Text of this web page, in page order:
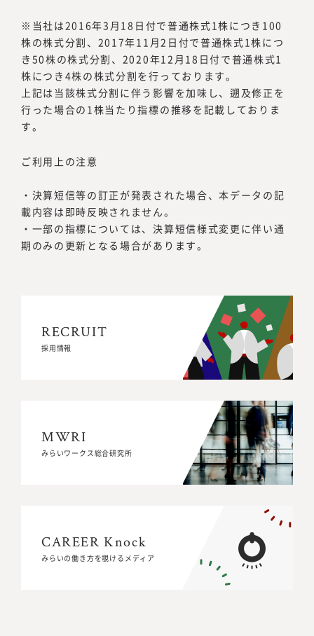
当社は2016年3月18日付で普通株式1株につき100
株の株式分割、2017年11月2日付で普通株式1株につ
き50株の株式分割、2020年12月18日付で普通株式1
株につき4株の株式分割を行っております。
上記は当該株式分割に伴う影響を加味し、遡及修正を
行った場合の1株当たり指標の推移を記載しておりま
す。
ご利用上の注意
決算短信等の訂正が発表された場合、本データの記
載内容は即時反映されません。
一部の指標については、決算短信様式変更に伴い通
期のみの更新となる場合があります。
RECRUIT
採用情報
RECRUIT
採用情報
MWRI
みらいワークス総合研究所
MWRI
みらいワークス総合研究所
CAREER Knock
みらいの働き方を覗けるメディア
CAREER Knock
みらいの働き方を覗けるメディア